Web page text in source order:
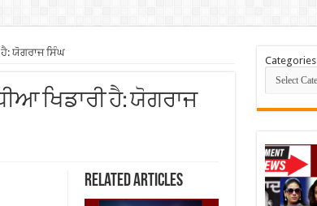
ਯੋਗਰਾਜ ਸਿੰਘ
ਖਿਡਾਰੀ ਹੈ: ਯੋਗਰਾਜ
Related Articles
Categories